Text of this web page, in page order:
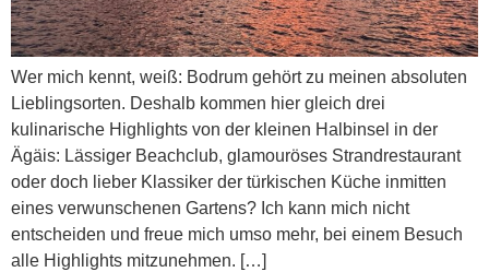
Wer mich kennt, weiß: Bodrum gehört zu meinen absoluten
Lieblingsorten. Deshalb kommen hier gleich drei
kulinarische Highlights von der kleinen Halbinsel in der
Ägäis: Lässiger Beachclub, glamouröses Strandrestaurant
oder doch lieber Klassiker der türkischen Küche inmitten
eines verwunschenen Gartens? Ich kann mich nicht
entscheiden und freue mich umso mehr, bei einem Besuch
alle Highlights mitzunehmen. […]